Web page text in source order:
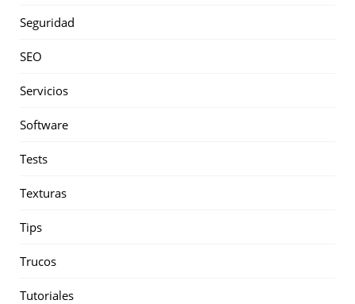
Seguridad
SEO
Servicios
Software
Tests
Texturas
Tips
Trucos
Tutoriales